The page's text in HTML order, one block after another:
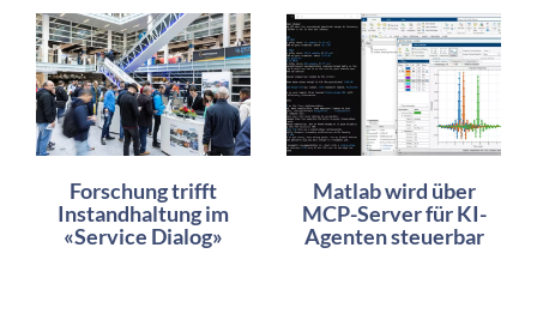
Forschung trifft
Instandhaltung im
«Service Dialog»
Matlab wird über
MCP-Server für KI-
Agenten steuerbar